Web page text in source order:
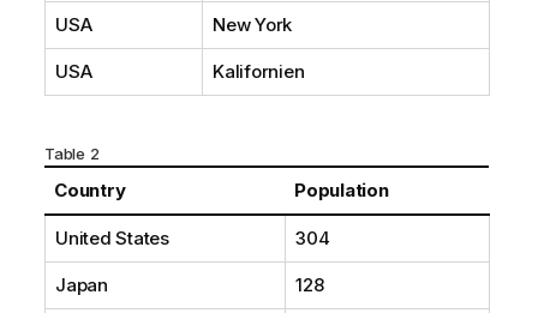
USA New York
USA Kalifornien
Table 2
Country Population
United States 304
Japan 128